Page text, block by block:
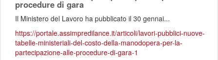
procedure di gara
Il Ministero del Lavoro ha pubblicato il 30 gennai...
https://portale.assimpredilance.it/articoli/lavori-pubblici-nuove-
tabelle-ministeriali-del-costo-della-manodopera-per-la-
partecipazione-alle-procedure-di-gara-1